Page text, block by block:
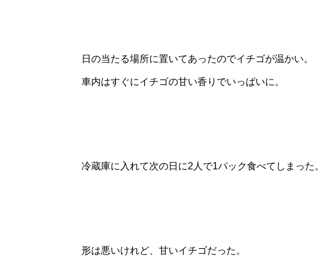
日の当たる場所に置いてあったのでイチゴが温かい。
車内はすぐにイチゴの甘い香りでいっぱいに。
冷蔵庫に入れて次の日に2人で1パック食べてしまった。
形は悪いけれど、甘いイチゴだった。